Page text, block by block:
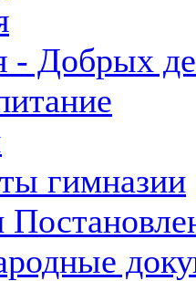
- Добрых
гимназии